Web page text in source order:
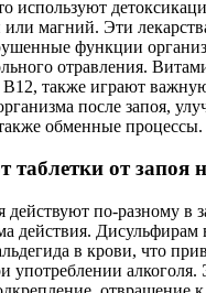
используют
или магний. Эти
функции
отравления.
также играют
после запоя,
обменные процессы.
таблетки от запоя
действуют по-разному в
действия. Дисульфирам
в крови, что
употреблении алкоголя.